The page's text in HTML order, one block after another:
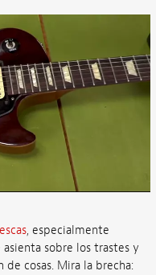
, especialmente
sobre los trastes y
cosas. Mira la brecha: